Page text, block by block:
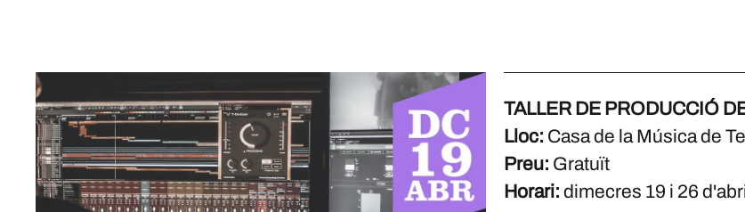
TALLER DE PRODUCCIÓ
Lloc: Casa de la Música de
Preu: Gratuït
Horari: dimecres 19 i 26